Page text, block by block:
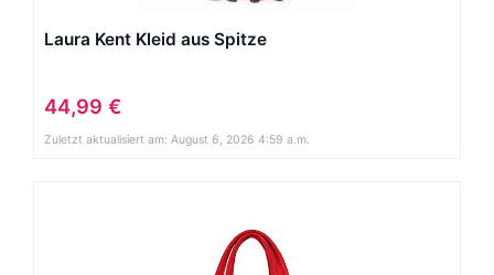
Laura Kent Kleid aus Spitze
44,99 €
Zuletzt aktualisiert am: August 6, 2026 4:59 a.m.